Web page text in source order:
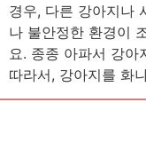
경우, 다른 강아지나
나 불안정한 환경이
요. 종종 아파서 강아
따라서, 강아지를 화